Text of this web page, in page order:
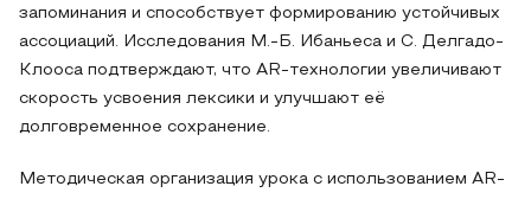
запоминания и способствует формированию устойчивых
ассоциаций. Исследования М.-Б. Ибаньеса и С. Делгадо-
Клооса подтверждают, что AR-технологии увеличивают
скорость усвоения лексики и улучшают её
долговременное сохранение.
Методическая организация урока с использованием AR-